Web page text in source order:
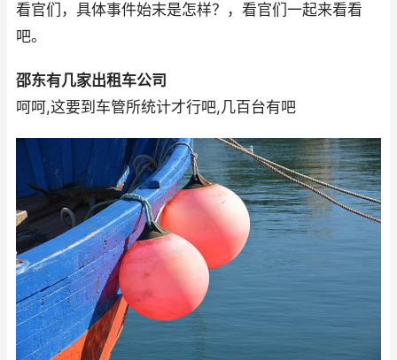
看官们，具体事件始末是怎样？，看官们一起来看看
吧。
邵东有几家出租车公司
呵呵,这要到车管所统计才行吧,几百台有吧